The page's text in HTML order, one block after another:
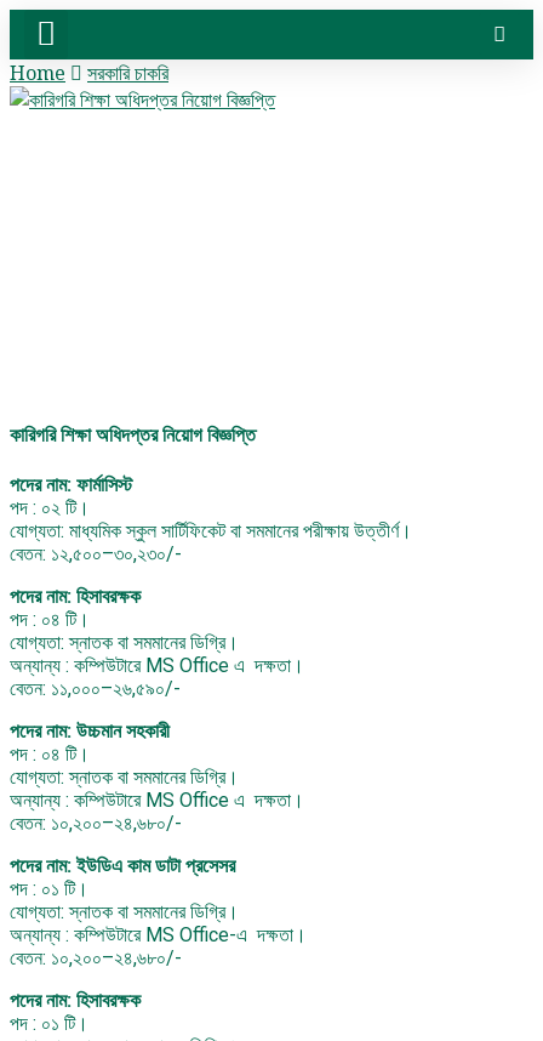
Home সরকারি চাকরি
কারিগরি শিক্ষা অধিদপ্তর নিয়োগ বিজ্ঞপ্তি
পদের নাম: ফার্মাসিস্ট
পদ : ০২ টি।
যোগ্যতা: মাধ্যমিক স্কুল সার্টিফিকেট বা সমমানের পরীক্ষায় উত্তীর্ণ।
বেতন: ১২,৫০০–৩০,২৩০/-
পদের নাম: হিসাবরক্ষক
পদ : ০৪ টি।
যোগ্যতা: স্নাতক বা সমমানের ডিগ্রি।
অন্যান্য : কম্পিউটারে MS Office এ দক্ষতা।
বেতন: ১১,০০০–২৬,৫৯০/-
পদের নাম: উচ্চমান সহকারী
পদ : ০৪ টি।
যোগ্যতা: স্নাতক বা সমমানের ডিগ্রি।
অন্যান্য : কম্পিউটারে MS Office এ দক্ষতা।
বেতন: ১০,২০০–২৪,৬৮০/-
পদের নাম: ইউডিএ কাম ডাটা প্রসেসর
পদ : ০১ টি।
যোগ্যতা: স্নাতক বা সমমানের ডিগ্রি।
অন্যান্য : কম্পিউটারে MS Office-এ দক্ষতা।
বেতন: ১০,২০০–২৪,৬৮০/-
পদের নাম: হিসাবরক্ষক
পদ : ০১ টি।